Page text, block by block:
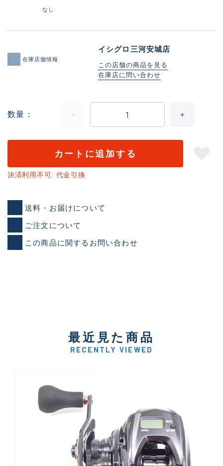
なし
在庫店舗情報
イシグロ三河安城店
この店舗の商品を見る
在庫店に問い合わせ
数量
カートに追加する
決済利用不可: 代金引換
送料・お届けについて
ご注文について
この商品に関するお問い合わせ
最近見た商品
RECENTLY VIEWED